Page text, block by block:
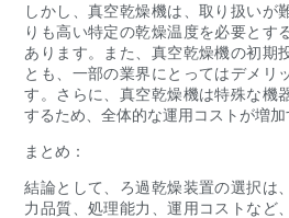
しかし、真空乾燥機は、取り扱いが
りも高い特定の乾燥温度を必要とす
あります。また、真空乾燥機の初期
とも、一部の業界にとってはデメリ
す。さらに、真空乾燥機は特殊な機
するため、全体的な運用コストが増加
まとめ：
結論として、ろ過乾燥装置の選択は
力品質、処理能力、運用コストなど